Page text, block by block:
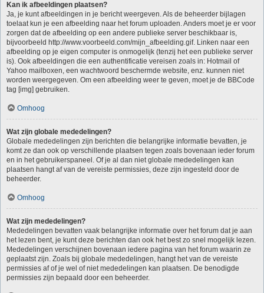
Kan ik afbeeldingen plaatsen?
Ja, je kunt afbeeldingen in je bericht weergeven. Als de beheerder bijlagen
toelaat kun je een afbeelding naar het forum uploaden. Anders moet je er voor
zorgen dat de afbeelding op een andere publieke server beschikbaar is,
bijvoorbeeld http://www.voorbeeld.com/mijn_afbeelding.gif. Linken naar een
afbeelding op je eigen computer is onmogelijk (tenzij het een publieke server
is). Ook afbeeldingen die een authentificatie vereisen zoals in: Hotmail of
Yahoo mailboxen, een wachtwoord beschermde website, enz. kunnen niet
worden weergegeven. Om een afbeelding weer te geven, moet je de BBCode
tag [img] gebruiken.
Omhoog
Wat zijn globale mededelingen?
Globale mededelingen zijn berichten die belangrijke informatie bevatten, je
komt ze dan ook op verschillende plaatsen tegen zoals bovenaan ieder forum
en in het gebruikerspaneel. Of je al dan niet globale mededelingen kan
plaatsen hangt af van de vereiste permissies, deze zijn ingesteld door de
beheerder.
Omhoog
Wat zijn mededelingen?
Mededelingen bevatten vaak belangrijke informatie over het forum dat je aan
het lezen bent, je kunt deze berichten dan ook het best zo snel mogelijk lezen.
Mededelingen verschijnen bovenaan iedere pagina van het forum waarin ze
geplaatst zijn. Zoals bij globale mededelingen, hangt het van de vereiste
permissies af of je wel of niet mededelingen kan plaatsen. De benodigde
permissies zijn bepaald door een beheerder.